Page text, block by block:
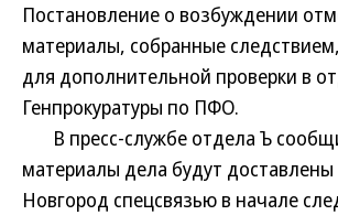
Постановление о возбуждении
материалы, собранные
для дополнительной проверки в
Генпрокуратуры по ПФО.
В пресс-службе отдела Ъ
материалы дела будут
Новгород спецсвязью в начале